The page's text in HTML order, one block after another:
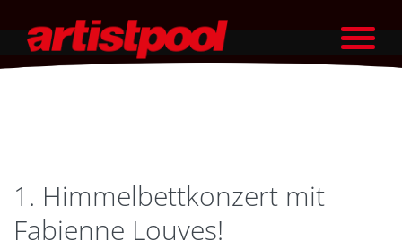
1. Himmelbettkonzert mit
Fabienne Louves!